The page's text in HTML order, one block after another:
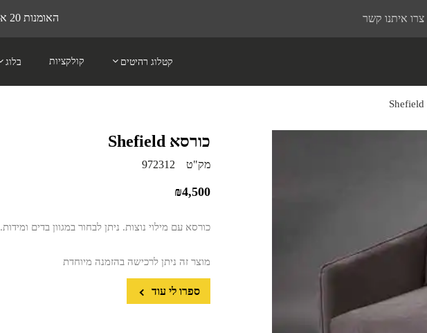
האומנות 20 א.ת. חדש נתניה צרו איתנו קשר
קטלוג רהיטים קולקציות בלוג
כורסא Shefield
מק"ט 972312
₪4,500
כורסא עם מילוי נוצות. ניתן לבחור במגוון בדים ומידות.
מוצר זה ניתן לרכישה בהזמנה מיוחדת
ספרו לי עוד